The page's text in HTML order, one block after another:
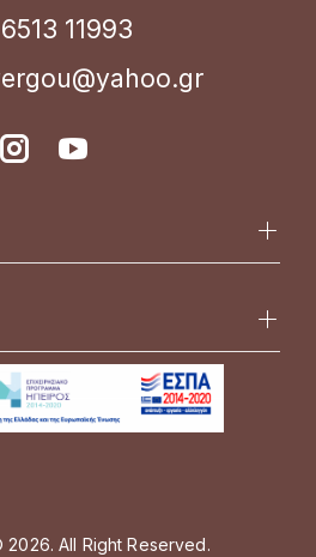
11993
All Right Reserved.